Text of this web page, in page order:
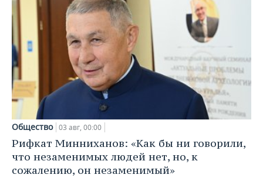
Общество 03 авг, 00:00
Рифкат Минниханов: «Как бы ни говорили,
что незаменимых людей нет, но, к
сожалению, он незаменимый»